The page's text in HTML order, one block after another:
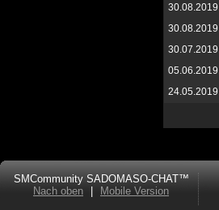
30.08.2019
30.08.2019
30.07.2019
05.06.2019
24.05.2019
SMCommunity SADOMASO-CHAT™
Nach oben
Mobile Version